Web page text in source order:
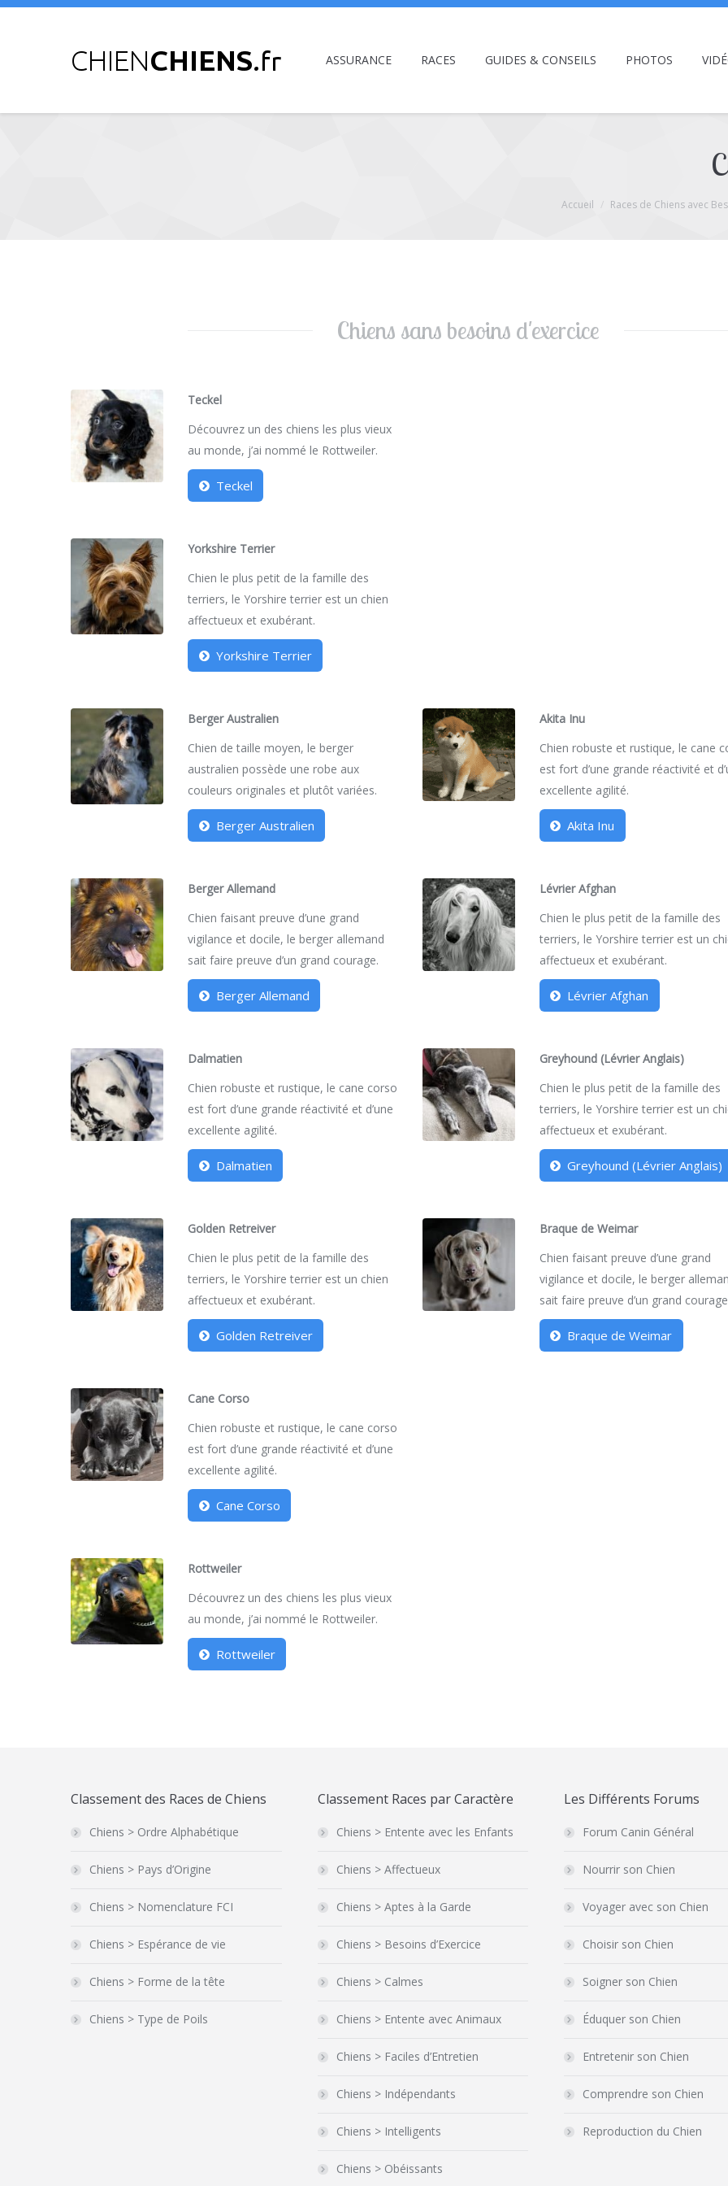
ASSURANCE RACES GUIDES & CONSEILS PHOTOS
Accueil Races de Chiens avec
Chiens sans besoins d'exercice
Teckel
Découvrez un des chiens les plus vieux
au monde, j’ai nommé le Rottweiler.
Teckel
Yorkshire Terrier
Chien le plus petit de la famille des
terriers, le Yorshire terrier est un chien
affectueux et exubérant.
Yorkshire Terrier
Berger Australien
Chien de taille moyen, le berger
australien possède une robe aux
couleurs originales et plutôt variées.
Berger Australien
Akita Inu
Chien robuste et rustique, le cane
est fort d’une grande réactivité et
excellente agilité.
Akita Inu
Berger Allemand
Chien faisant preuve d’une grand
vigilance et docile, le berger allemand
sait faire preuve d’un grand courage.
Berger Allemand
Lévrier Afghan
Chien le plus petit de la famille des
terriers, le Yorshire terrier est un
affectueux et exubérant.
Lévrier Afghan
Dalmatien
Chien robuste et rustique, le cane corso
est fort d’une grande réactivité et d’une
excellente agilité.
Dalmatien
Greyhound (Lévrier Anglais)
Chien le plus petit de la famille des
terriers, le Yorshire terrier est un
affectueux et exubérant.
Greyhound (Lévrier Anglais)
Golden Retreiver
Chien le plus petit de la famille des
terriers, le Yorshire terrier est un chien
affectueux et exubérant.
Golden Retreiver
Braque de Weimar
Chien faisant preuve d’une grand
vigilance et docile, le berger
sait faire preuve d’un grand
Braque de Weimar
Cane Corso
Chien robuste et rustique, le cane corso
est fort d’une grande réactivité et d’une
excellente agilité.
Cane Corso
Rottweiler
Découvrez un des chiens les plus vieux
au monde, j’ai nommé le Rottweiler.
Rottweiler
Classement des Races de Chiens
Chiens > Ordre Alphabétique
Chiens > Pays d’Origine
Chiens > Nomenclature FCI
Chiens > Espérance de vie
Chiens > Forme de la tête
Chiens > Type de Poils
Classement Races par Caractère
Chiens > Entente avec les Enfants
Chiens > Affectueux
Chiens > Aptes à la Garde
Chiens > Besoins d’Exercice
Chiens > Calmes
Chiens > Entente avec Animaux
Chiens > Faciles d’Entretien
Chiens > Indépendants
Chiens > Intelligents
Chiens > Obéissants
Les Différents Forums
Forum Canin Général
Nourrir son Chien
Voyager avec son Chien
Choisir son Chien
Soigner son Chien
Éduquer son Chien
Entretenir son Chien
Comprendre son Chien
Reproduction du Chien